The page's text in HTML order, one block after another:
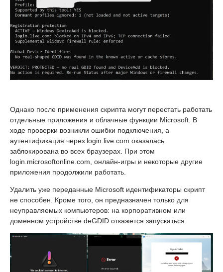
Однако после применения скрипта могут перестать работать
отдельные приложения и облачные функции Microsoft. В
ходе проверки возникли ошибки подключения, а
аутентификация через login.live.com оказалась
заблокирована во всех браузерах. При этом
login.microsoftonline.com, онлайн-игры и некоторые другие
приложения продолжили работать.
Удалить уже переданные Microsoft идентификаторы скрипт
не способен. Кроме того, он предназначен только для
неуправляемых компьютеров: на корпоративном или
доменном устройстве deGDID откажется запускаться.